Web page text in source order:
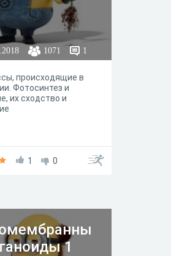
1071 1
происходящие в
Фотосинтез и
их сходство и
1 0
1